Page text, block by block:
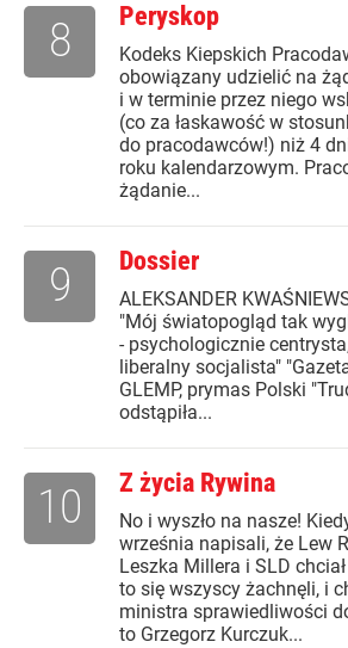
Peryskop
Kodeks Kiepskich
obowiązany udzielić na
i w terminie przez niego
(co za łaskawość w
do pracodawców!) niż 4
roku kalendarzowym.
żądanie...
8
Dossier
ALEKSANDER
"Mój światopogląd tak
- psychologicznie
liberalny socjalista"
GLEMP, prymas Polski
odstąpiła...
9
Z życia Rywina
No i wyszło na nasze!
września napisali, że Lew
Leszka Millera i SLD
to się wszyscy żachnęli, i
ministra sprawiedliwości
to Grzegorz Kurczuk...
10